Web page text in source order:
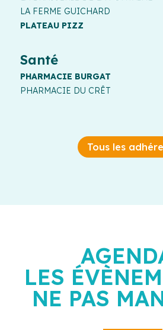
LA FERME GUICHARD
PLATEAU PIZZ
Santé
PHARMACIE BURGAT
PHARMACIE DU CRÊT
Tous les
LES
NE PAS